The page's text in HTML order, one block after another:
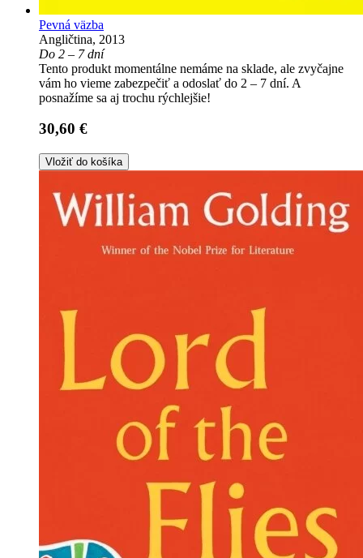
Pevná väzba
Angličtina, 2013
Do 2 – 7 dní
Tento produkt momentálne nemáme na sklade, ale zvyčajne
vám ho vieme zabezpečiť a odoslať do 2 – 7 dní. A
posnažíme sa aj trochu rýchlejšie!
30,60 €
Vložiť do košíka